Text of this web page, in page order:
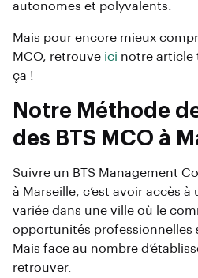
autonomes et polyvalents.
Mais pour encore mieux
MCO, retrouve ici notre article
ça !
Notre Méthode
des BTS MCO à
Suivre un BTS Management
à Marseille, c’est avoir accès
variée dans une ville où le
opportunités professionnelles
Mais face au nombre
retrouver.